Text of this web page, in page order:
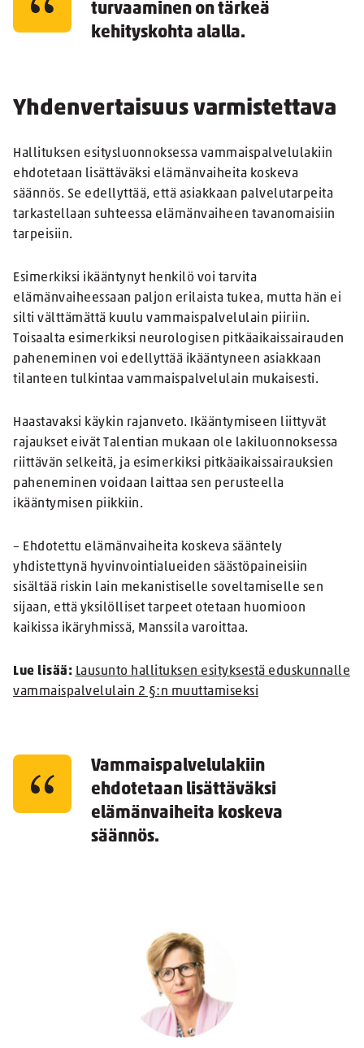
turvaaminen on tärkeä
kehityskohta alalla.
Yhdenvertaisuus varmistettava
Hallituksen esitysluonnoksessa vammaispalvelulakiin
ehdotetaan lisättäväksi elämänvaiheita koskeva
säännös. Se edellyttää, että asiakkaan palvelutarpeita
tarkastellaan suhteessa elämänvaiheen tavanomaisiin
tarpeisiin.
Esimerkiksi ikääntynyt henkilö voi tarvita
elämänvaiheessaan paljon erilaista tukea, mutta hän ei
silti välttämättä kuulu vammaispalvelulain piiriin.
Toisaalta esimerkiksi neurologisen pitkäaikaissairauden
paheneminen voi edellyttää ikääntyneen asiakkaan
tilanteen tulkintaa vammaispalvelulain mukaisesti.
Haastavaksi käykin rajanveto. Ikääntymiseen liittyvät
rajaukset eivät Talentian mukaan ole lakiluonnoksessa
riittävän selkeitä, ja esimerkiksi pitkäaikaissairauksien
paheneminen voidaan laittaa sen perusteella
ikääntymisen piikkiin.
– Ehdotettu elämänvaiheita koskeva sääntely
yhdistettynä hyvinvointialueiden säästöpaineisiin
sisältää riskin lain mekanistiselle soveltamiselle sen
sijaan, että yksilölliset tarpeet otetaan huomioon
kaikissa ikäryhmissä, Manssila varoittaa.
Lue lisää: Lausunto hallituksen esityksestä eduskunnalle
vammaispalvelulain 2 §:n muuttamiseksi
Vammaispalvelulakiin
ehdotetaan lisättäväksi
elämänvaiheita koskeva
säännös.